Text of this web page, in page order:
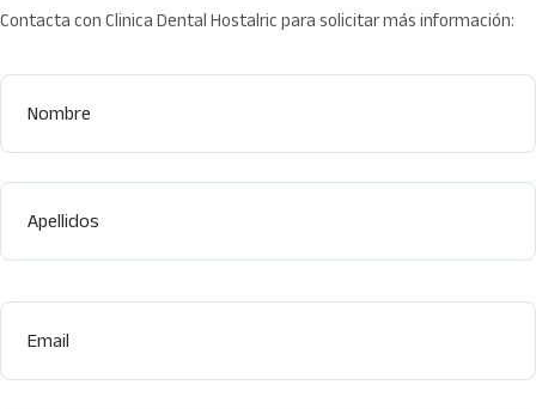
Contacta con Clinica Dental Hostalric para solicitar más información:
Apellidos
Teléfono